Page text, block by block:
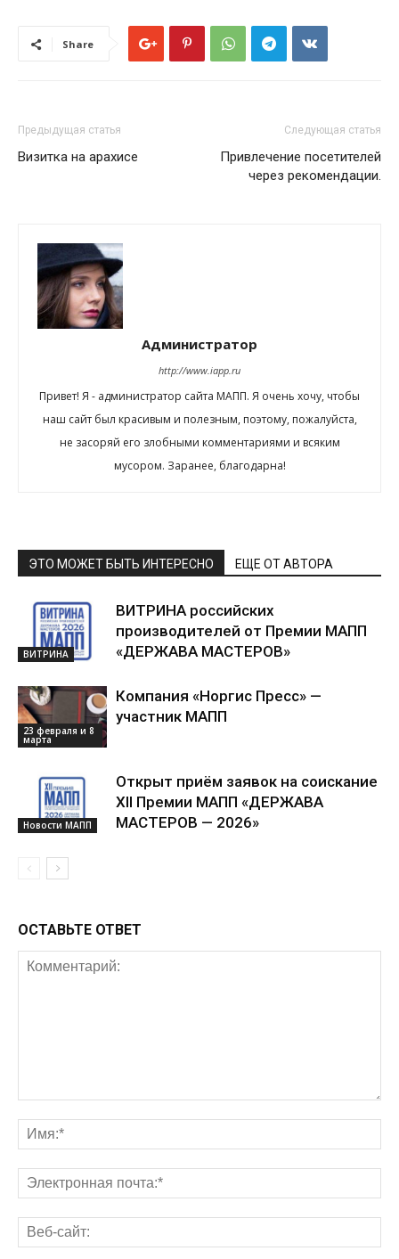
Share
Предыдущая статья
Визитка на арахисе
Следующая статья
Привлечение посетителей
через рекомендации.
Администратор
http://www.iapp.ru
Привет! Я - администратор сайта МАПП. Я очень хочу, чтобы
наш сайт был красивым и полезным, поэтому, пожалуйста,
не засоряй его злобными комментариями и всяким
мусором. Заранее, благодарна!
ЭТО МОЖЕТ БЫТЬ ИНТЕРЕСНО ЕЩЕ ОТ АВТОРА
ВИТРИНА
ВИТРИНА российских
производителей от Премии МАПП
«ДЕРЖАВА МАСТЕРОВ»
23 февраля и 8
марта
Компания «Норгис Пресс» —
участник МАПП
Новости МАПП
Открыт приём заявок на соискание
XII Премии МАПП «ДЕРЖАВА
МАСТЕРОВ — 2026»
ОСТАВЬТЕ ОТВЕТ